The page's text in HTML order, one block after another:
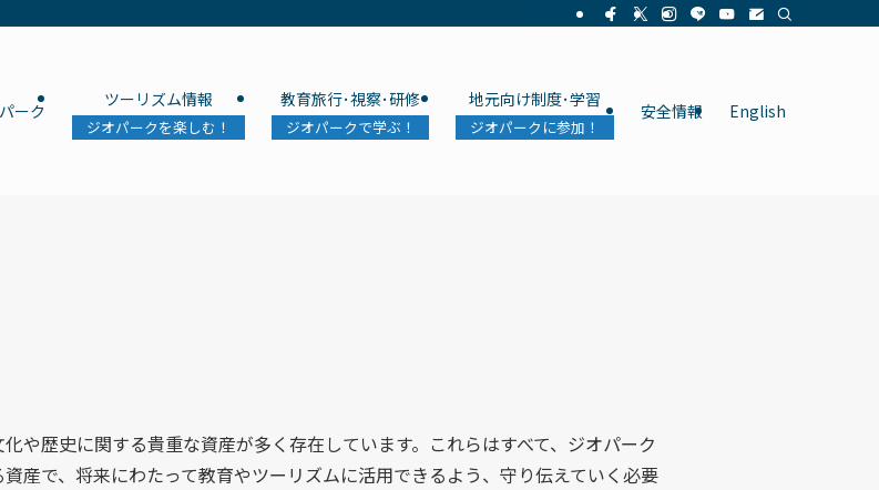
ーク
ツーリズム情報
ジオパークを楽しむ！
教育旅行･視察･研修
ジオパークで学ぶ！
地元向け制度･学習
ジオパークに参加！
安全情報 English
や歴史に関する貴重な資産が多く存在しています。これらはすべて、ジオパーク
産で、将来にわたって教育やツーリズムに活用できるよう、守り伝えていく必要